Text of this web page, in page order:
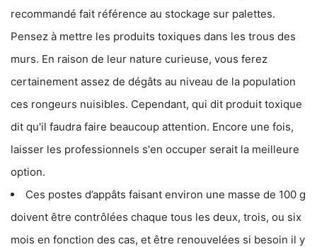
recommandé fait référence au stockage sur palettes.
Pensez à mettre les produits toxiques dans les trous des
murs. En raison de leur nature curieuse, vous ferez
certainement assez de dégâts au niveau de la population
ces rongeurs nuisibles. Cependant, qui dit produit toxique
dit qu'il faudra faire beaucoup attention. Encore une fois,
laisser les professionnels s'en occuper serait la meilleure
option.
Ces postes d’appâts faisant environ une masse de 100 g
doivent être contrôlées chaque tous les deux, trois, ou six
mois en fonction des cas, et être renouvelées si besoin il y